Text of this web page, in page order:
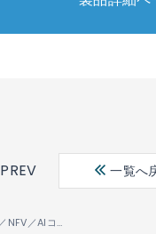
PREV 一覧へ
IP Infusion、「China SDN／NFV／AIコンファレンス」にて、よりスマートでシンプルなオープン・ネットワーク構築を実演